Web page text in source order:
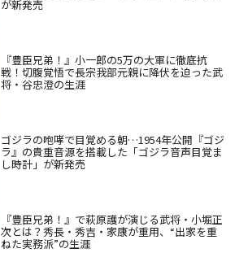
が新発売
『豊臣兄弟！』小一郎の5万の大軍に徹底抗
戦！切腹覚悟で長宗我部元親に降伏を迫った武
将・谷忠澄の生涯
ゴジラの咆哮で目覚める朝…1954年公開『ゴジ
ラ』の貴重音源を搭載した「ゴジラ音声目覚ま
し時計」が新発売
『豊臣兄弟！』で萩原護が演じる武将・小堀正
次とは？秀長・秀吉・家康が重用、“出家を重
ねた実務派”の生涯